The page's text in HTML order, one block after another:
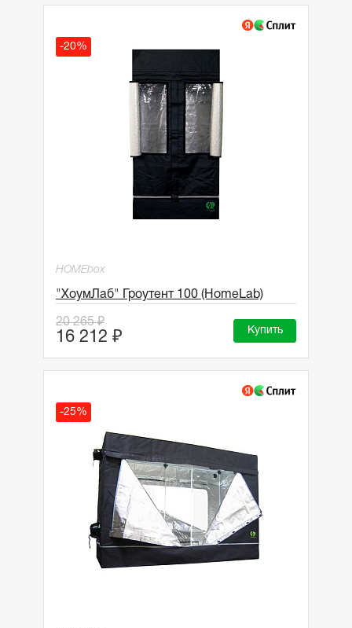
-20%
HOMEbox
"ХоумЛаб" Гроутент 100 (HomeLab)
20 265 ₽
16 212 ₽ Купить
-25%